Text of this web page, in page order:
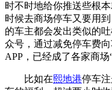
时不时地给你推送些根
时候去商场停车又要用
的车主都会发出类似的
众号，通过减免停车费
APP，已经成了各家商场
比如在熙地港停车